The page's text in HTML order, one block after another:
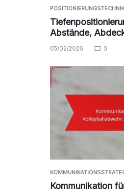
Abstände,
05/02/2026 0
Kommunikation